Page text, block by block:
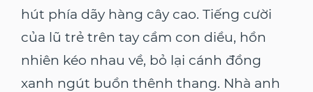
hút phía dãy hàng cây cao. Tiếng cười
của lũ trẻ trên tay cầm con diều, hồn
nhiên kéo nhau về, bỏ lại cánh đồng
xanh ngút buồn thênh thang. Nhà anh